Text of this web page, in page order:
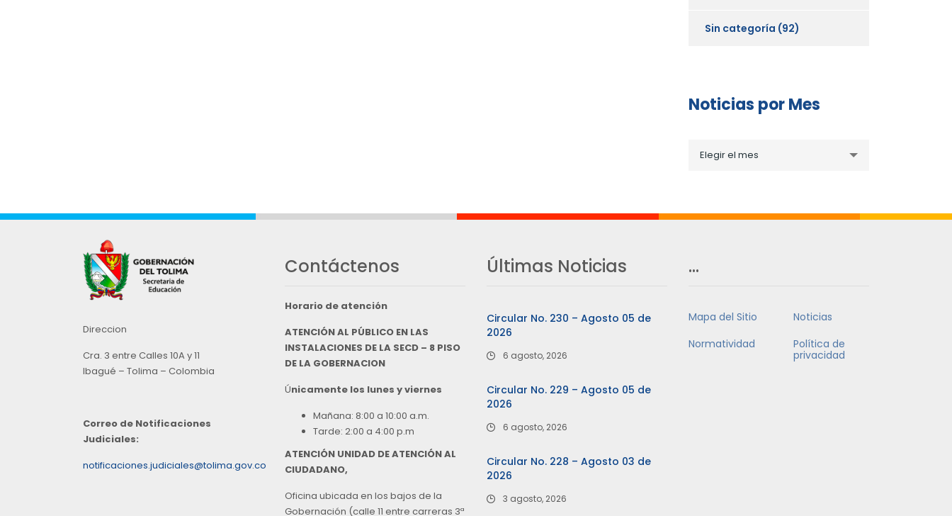
Sin categoría (92)
Noticias por Mes
porElegir el mes
Direccion
Cra. 3 entre Calles 10A y 11
Ibagué – Tolima – Colombia
Correo de Notificaciones
Judiciales:
notificaciones.judiciales@tolima.gov.co
Contáctenos
Horario de atención
ATENCIÓN AL PÚBLICO EN LAS
INSTALACIONES DE LA SECD – 8 PISO
DE LA GOBERNACION
Únicamente los lunes y viernes
Mañana: 8:00 a 10:00 a.m.
Tarde: 2:00 a 4:00 p.m
ATENCIÓN UNIDAD DE ATENCIÓN AL
CIUDADANO,
Oficina ubicada en los bajos de la
Gobernación (calle 11 entre carreras 3ª
Últimas Noticias
Circular No. 230 – Agosto 05 de
2026
6 agosto, 2026
Circular No. 229 – Agosto 05 de
2026
6 agosto, 2026
Circular No. 228 – Agosto 03 de
2026
3 agosto, 2026
…
Mapa del Sitio
Noticias
Normatividad
Política de
privacidad